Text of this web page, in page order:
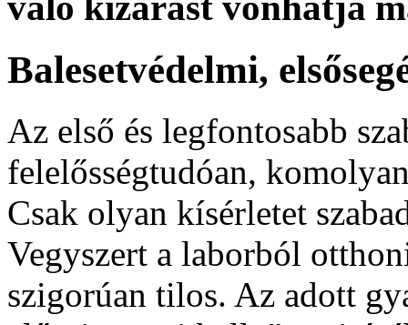
Balesetvédelmi,
Az első és legfontosabb
felelősségtudóan,
Csak olyan kísérletet
Vegyszert a laborból
szigorúan tilos. Az adott